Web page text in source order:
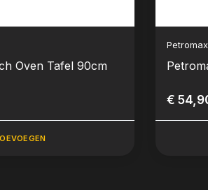
Oven Tafel 90cm
Petromax
€